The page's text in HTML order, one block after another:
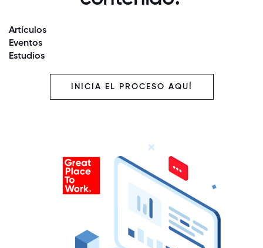
Artículos
Eventos
Estudios
INICIA EL PROCESO AQUÍ